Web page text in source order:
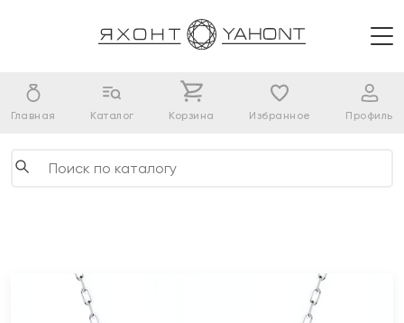
Главная Каталог Корзина Избранное Профиль